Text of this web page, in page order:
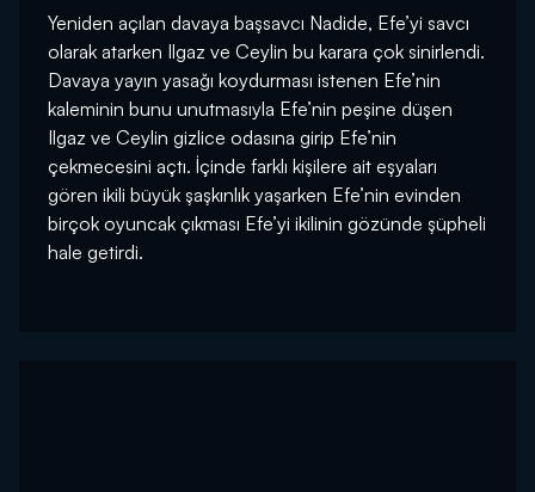
Yeniden açılan davaya başsavcı Nadide, Efe’yi savcı
olarak atarken Ilgaz ve Ceylin bu karara çok sinirlendi.
Davaya yayın yasağı koydurması istenen Efe’nin
kaleminin bunu unutmasıyla Efe’nin peşine düşen
Ilgaz ve Ceylin gizlice odasına girip Efe’nin
çekmecesini açtı. İçinde farklı kişilere ait eşyaları
gören ikili büyük şaşkınlık yaşarken Efe’nin evinden
birçok oyuncak çıkması Efe’yi ikilinin gözünde şüpheli
hale getirdi.